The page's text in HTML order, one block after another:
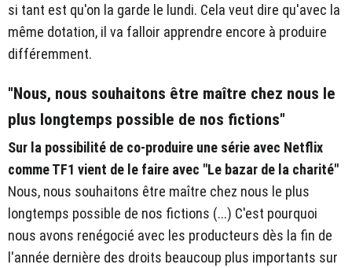
si tant est qu'on la garde le lundi. Cela veut dire qu'avec la
même dotation, il va falloir apprendre encore à produire
différemment.
"Nous, nous souhaitons être maître chez nous le
plus longtemps possible de nos fictions"
Sur la possibilité de co-produire une série avec Netflix
comme TF1 vient de le faire avec "Le bazar de la charité"
Nous, nous souhaitons être maître chez nous le plus
longtemps possible de nos fictions (...) C'est pourquoi
nous avons renégocié avec les producteurs dès la fin de
l'année dernière des droits beaucoup plus importants sur